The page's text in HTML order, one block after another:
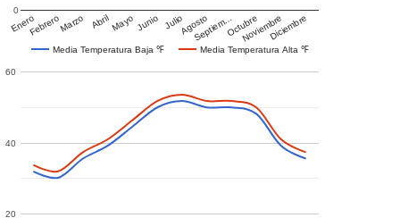
Media Temperatura Baja ℉ Media Temperatura Alta ℉
EneroFebreroMarzo AbrilMayo Junio JulioAgosto
Septiem…OctubreNoviembreDiciembre
0
20
40
60